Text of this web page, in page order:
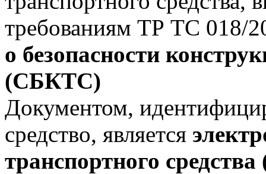
требованиям ТР ТС 018/
о безопасности
(СБКТС)
Документом,
средство, является
транспортного